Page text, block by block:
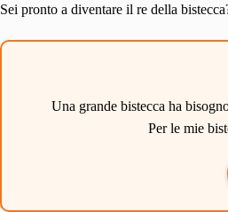
Sei pronto a diventare il re della
Una grande bistecca ha
Per le mie